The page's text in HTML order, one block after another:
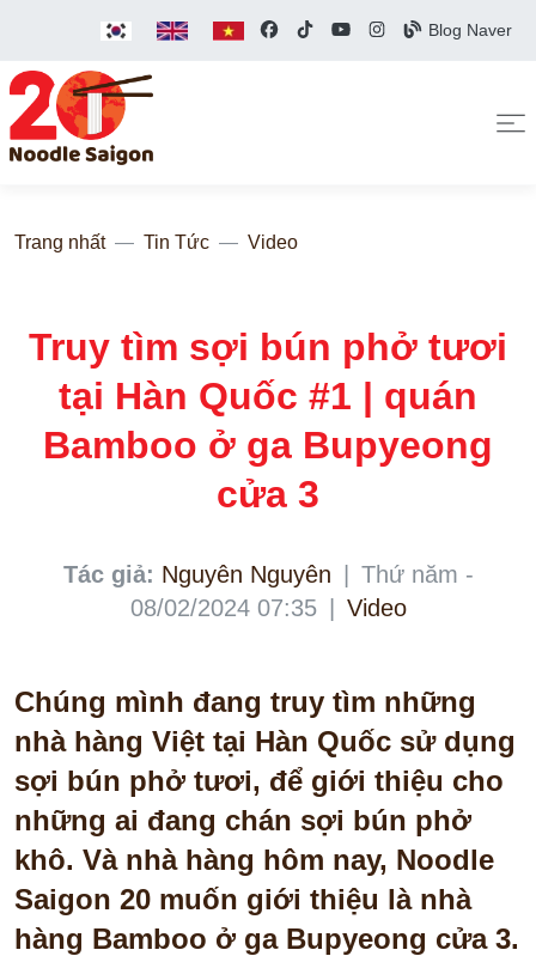
Blog Naver
Trang nhất Tin Tức Video
Truy tìm sợi bún phở tươi
tại Hàn Quốc #1 | quán
Bamboo ở ga Bupyeong
cửa 3
Tác giả: Nguyên Nguyên
Thứ năm -
08/02/2024 07:35
Video
Chúng mình đang truy tìm những
nhà hàng Việt tại Hàn Quốc sử dụng
sợi bún phở tươi, để giới thiệu cho
những ai đang chán sợi bún phở
khô. Và nhà hàng hôm nay, Noodle
Saigon 20 muốn giới thiệu là nhà
hàng Bamboo ở ga Bupyeong cửa 3.